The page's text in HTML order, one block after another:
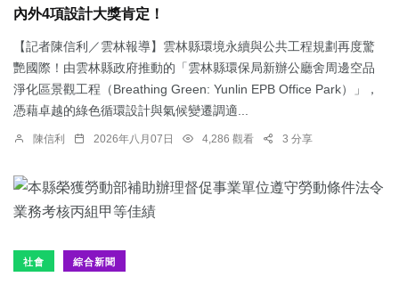
內外4項設計大獎肯定！
【記者陳信利／雲林報導】雲林縣環境永續與公共工程規劃再度驚
艷國際！由雲林縣政府推動的「雲林縣環保局新辦公廳舍周邊空品
淨化區景觀工程（Breathing Green: Yunlin EPB Office Park）」，
憑藉卓越的綠色循環設計與氣候變遷調適...
陳信利 2026年八月07日 4,286 觀看 3 分享
社會 綜合新聞